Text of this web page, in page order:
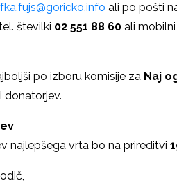
ali po pošti
številki 02 551 88 60 ali
po izboru komisije za Naj
donatorjev.
najlepšega vrta bo na prireditvi